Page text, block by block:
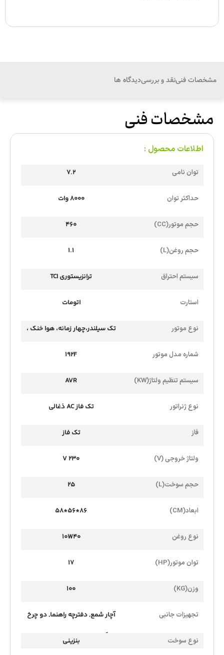
مشخصات فنینقد و بررسیدیدگاه ها
مشخصات فنی
اطلاعات محصول :
توان نامی 7.2
حداکثر توان 8000 وات
حجم موتور(CC) 460
حجم روغن(L) 1.1
سیستم احتراق ترانزیستوری TCI
استارت اتومات
نوع موتور تک سیلندر،چهار زمانه، هوا خنک ،
شماره مدل موتور 192F
سیستم تنظیم ولتاژ(KW) AVR
نوع ژنراتور تک فاز AC ذغالی
فاز تک فاز
ولتاژ خروجی (V) 230 V
حجم سوخت(L) 25
ابعاد(CM) 86*56*58
نوع روغن 10W40
توان موتور(HP) 17
وزن(KG) 100
تجهیزات جانبی آچار شمع,دفترچه راهنما,دو چرخ
بزرگ و دسته فرغونی نوع سوخت بنزینی